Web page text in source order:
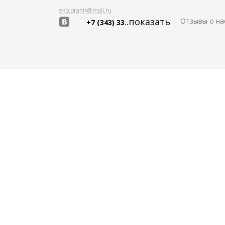
ekb.pranik@mail.ru
+7 (343) 33..показать Отзывы о